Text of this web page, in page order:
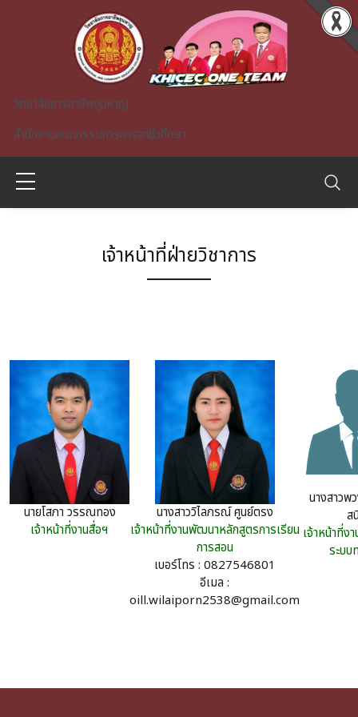
Skip to main content
วิทยาลัยการอาชีพขุนหาญ
สำนักงานคณะกรรมการการอาชีวศึกษา
เจ้าหน้าที่ฝ่ายวิชาการ
นายโสภา วรรณทอง
เจ้าหน้าที่งานสื่อฯ
นางสาววิไลภรณ์ ศูนย์ตรง
เจ้าหน้าที่งานพัฒนาหลักสูตรการเรียน
การสอน
เบอร์โทร : 0827546801
อีเมล :
oill.wilaiporn2538@gmail.com
นางสาวพ
ส
เจ้าหน้าที่ง
ระบบ